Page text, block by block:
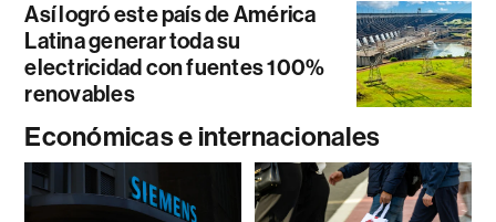
Así logró este país de América
Latina generar toda su
electricidad con fuentes 100%
renovables
Económicas e internacionales